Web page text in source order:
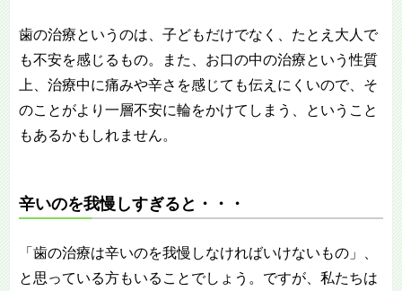
歯の治療というのは、子どもだけでなく、たとえ大人で
も不安を感じるもの。また、お口の中の治療という性質
上、治療中に痛みや辛さを感じても伝えにくいので、そ
のことがより一層不安に輪をかけてしまう、ということ
もあるかもしれません。
辛いのを我慢しすぎると・・・
「歯の治療は辛いのを我慢しなければいけないもの」、
と思っている方もいることでしょう。ですが、私たちは